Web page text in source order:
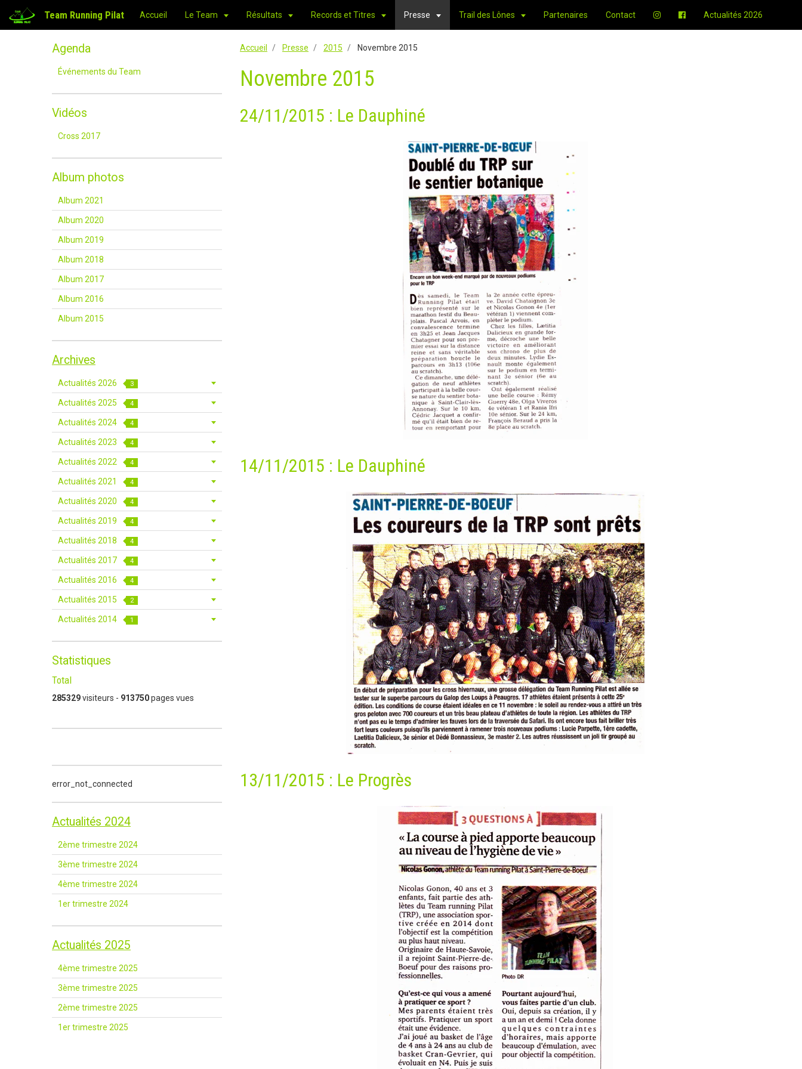
Team Running Pilat Accueil Le Team Résultats Records et Titres Presse Trail des Lônes Partenaires Contact Actualités 2026
Accueil Presse 2015 Novembre 2015
Novembre 2015
24/11/2015 : Le Dauphiné
14/11/2015 : Le Dauphiné
13/11/2015 : Le Progrès
Agenda
Événements du Team
Vidéos
Cross 2017
Album photos
Album 2021
Album 2020
Album 2019
Album 2018
Album 2017
Album 2016
Album 2015
Archives
Actualités 2026 3
Actualités 2025 4
Actualités 2024 4
Actualités 2023 4
Actualités 2022 4
Actualités 2021 4
Actualités 2020 4
Actualités 2019 4
Actualités 2018 4
Actualités 2017 4
Actualités 2016 4
Actualités 2015 2
Actualités 2014 1
Statistiques
Total
285329visiteurs - 913750pages vues
error_not_connected
Actualités 2024
2ème trimestre 2024
3ème trimestre 2024
4ème trimestre 2024
1er trimestre 2024
Actualités 2025
4ème trimestre 2025
3ème trimestre 2025
2ème trimestre 2025
1er trimestre 2025